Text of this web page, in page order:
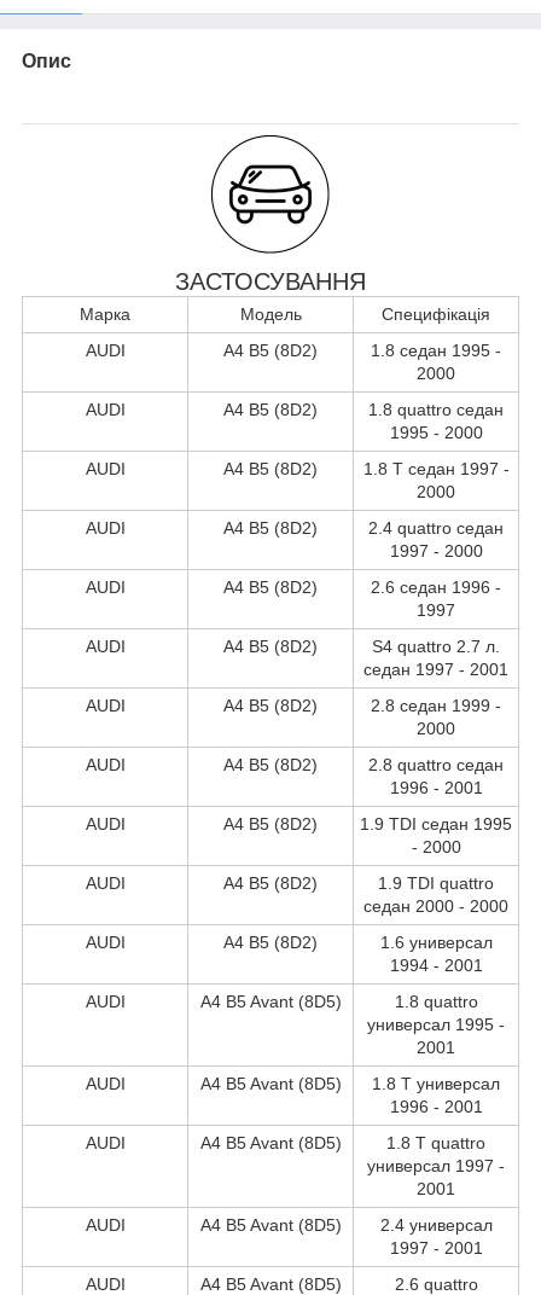
Опис
ЗАСТОСУВАННЯ
Марка Модель
Специфікація
AUDI
A4 B5 (8D2)
1.8 седан 1995 -
2000
AUDI
A4 B5 (8D2)
1.8 quattro седан
1995 - 2000
AUDI
A4 B5 (8D2)
1.8 T седан 1997 -
2000
AUDI
A4 B5 (8D2)
2.4 quattro седан
1997 - 2000
AUDI
A4 B5 (8D2)
2.6 седан 1996 -
1997
AUDI
A4 B5 (8D2)
S4 quattro 2.7 л.
седан 1997 - 2001
AUDI
A4 B5 (8D2)
2.8 седан 1999 -
2000
AUDI
A4 B5 (8D2)
2.8 quattro седан
1996 - 2001
AUDI
A4 B5 (8D2)
1.9 TDI седан 1995
- 2000
AUDI
A4 B5 (8D2)
1.9 TDI quattro
седан 2000 - 2000
AUDI
A4 B5 (8D2)
1.6 универсал
1994 - 2001
AUDI
A4 B5 Avant (8D5)
1.8 quattro
универсал 1995 -
2001
AUDI
A4 B5 Avant (8D5)
1.8 T универсал
1996 - 2001
AUDI
A4 B5 Avant (8D5)
1.8 T quattro
универсал 1997 -
2001
AUDI
A4 B5 Avant (8D5)
2.4 универсал
1997 - 2001
AUDI
A4 B5 Avant (8D5)
2.6 quattro